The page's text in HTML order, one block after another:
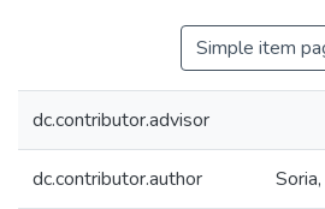
Simple item
dc.contributor.advisor
dc.contributor.author